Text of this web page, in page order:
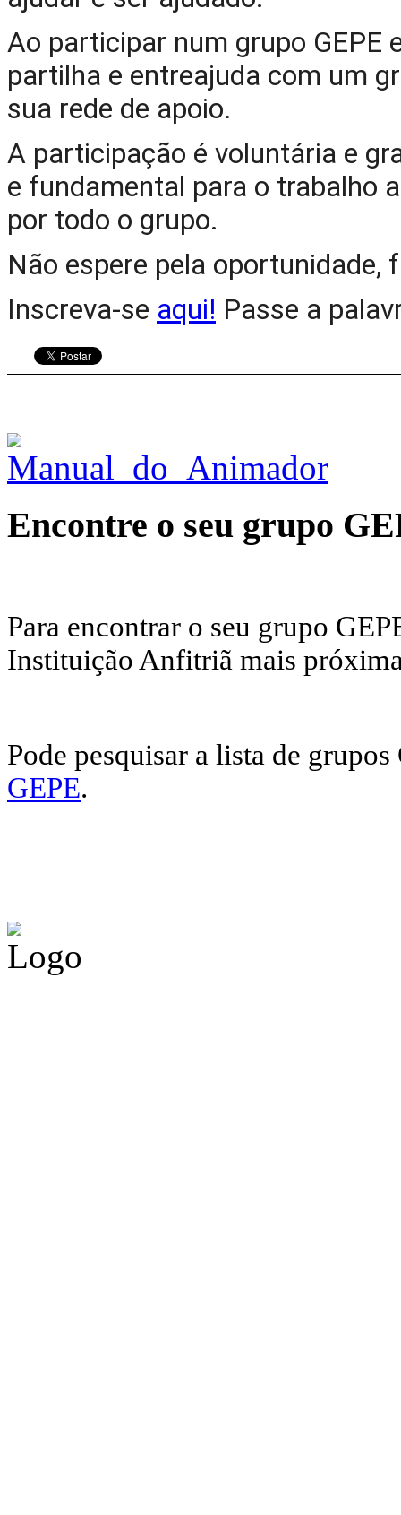
Ao participar num grupo
partilha e entreajuda com um
sua rede de apoio.
A participação é voluntária e
e fundamental para o trabalho
por todo o grupo.
Não espere pela oportunidade,
Inscreva-se aqui! Passe a
Encontre o seu grupo
Para encontrar o seu grupo
Instituição Anfitriã mais
Pode pesquisar a lista de
GEPE.